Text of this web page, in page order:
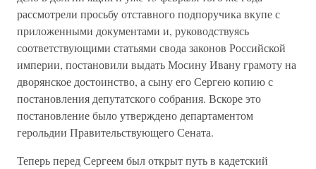
рассмотрели просьбу отставного подпоручика вкупе с
приложенными документами и, руководствуясь
соответствующими статьями свода законов Российской
империи, постановили выдать Мосину Ивану грамоту на
дворянское достоинство, а сыну его Сергею копию с
постановления депутатского собрания. Вскоре это
постановление было утверждено департаментом
герольдии Правительствующего Сената.
Теперь перед Сергеем был открыт путь в кадетский